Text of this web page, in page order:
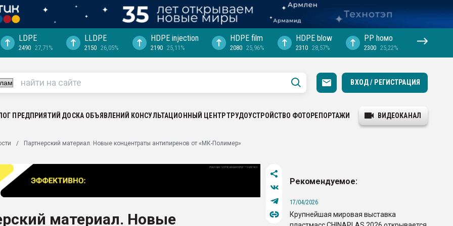
выходит на
рынке
LDPE
2490 27,71%
LLDPE
2150 26,05%
HDPE injection
2190 25,11%
HDPE film
2080 25,96%
HDPE blow
2310 28,57%
PP hомо
2300 25,22%
ВХОД / РЕГИСТРАЦИЯ
ПРЕДПРИЯТИЙ ДОСКА ОБЪЯВЛЕНИЙ КОНСУЛЬТАЦИОННЫЙ ЦЕНТРТРУДОУСТРОЙСТВО ФОТОРЕПОРТАЖИ ВИДЕОКАНАЛ
Партнерский материал. Новые концентраты антипиренов от «МК-Полимер»
материал. Новые
Рекомендуемое:
17/04/2026
Крупнейшая мировая выставка